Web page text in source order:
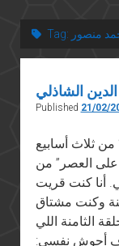
Tag: منصور
الشاذلي
Published 21/02/
نُشر في فيسبوك في ٢١ فبراير ٢٠١٣ من ثلاث أسابيع
العصر” من
أنا كنت قريت
وكنت مشتاق
الثامنة اللي
أحوش نفسي: